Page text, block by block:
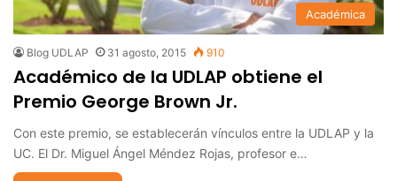
Académica
Blog UDLAP 31 agosto, 2015 910
Académico de la UDLAP obtiene el
Premio George Brown Jr.
Con este premio, se establecerán vínculos entre la UDLAP y la
UC. El Dr. Miguel Ángel Méndez Rojas, profesor e…